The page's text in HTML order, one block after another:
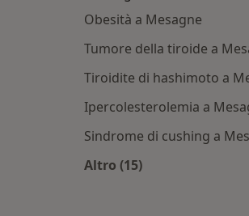
Obesità a Mesagne
Tumore della tiroide a
Tiroidite di hashimoto a
Ipercolesterolemia a
Sindrome di cushing a
Altro (15)